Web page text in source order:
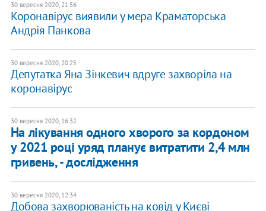
30 вересня 2020, 21:56
Коронавірус виявили у мера Краматорська
Андрія Панкова
30 вересня 2020, 20:25
Депутатка Яна Зінкевич вдруге захворіла на
коронавірус
30 вересня 2020, 16:32
​На лікування одного хворого за кордоном
у 2021 році уряд планує витратити 2,4 млн
гривень, - дослідження
30 вересня 2020, 12:34
Добова захворюваність на ковід у Києві